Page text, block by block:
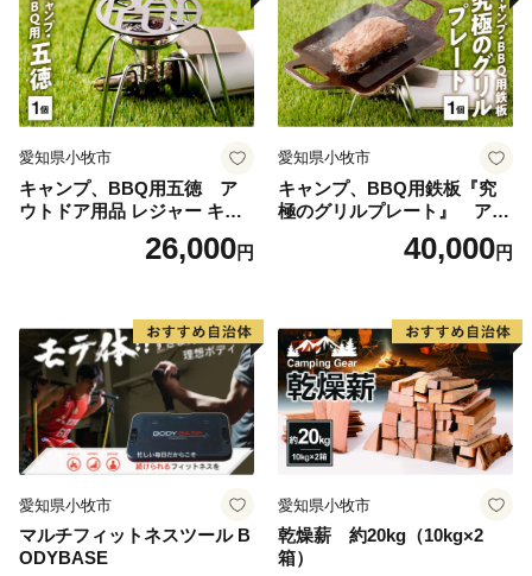
愛知県小牧市
キャンプ、BBQ用五徳 ア
ウトドア用品 レジャー キャ
ンプ バーベキュー BBQ 五徳
26,000円
愛知県小牧市
キャンプ、BBQ用鉄板『究
極のグリルプレート』 アウ
トドア用品 レジャー キャン
プ バーベキュー BBQ 鉄板
40,000円
愛知県小牧市
マルチフィットネスツール B
ODYBASE
愛知県小牧市
乾燥薪 約20kg（10kg×2
箱）